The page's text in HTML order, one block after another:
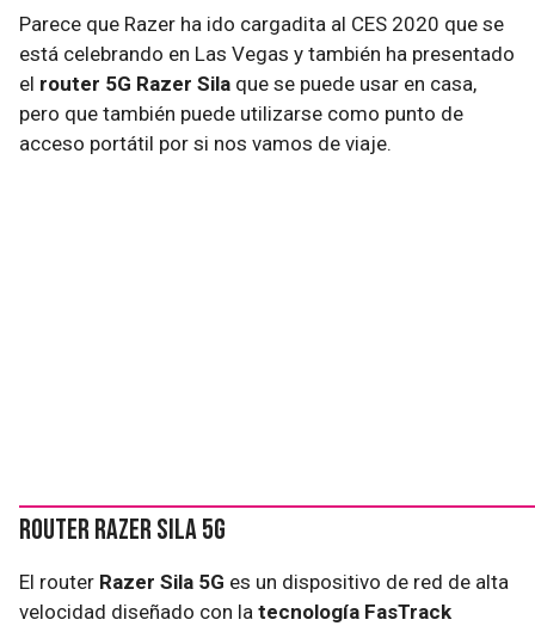
Parece que Razer ha ido cargadita al CES 2020 que se
está celebrando en Las Vegas y también ha presentado
el router 5G Razer Sila que se puede usar en casa,
pero que también puede utilizarse como punto de
acceso portátil por si nos vamos de viaje.
Router Razer Sila 5G
El router Razer Sila 5G es un dispositivo de red de alta
velocidad diseñado con la tecnología FasTrack